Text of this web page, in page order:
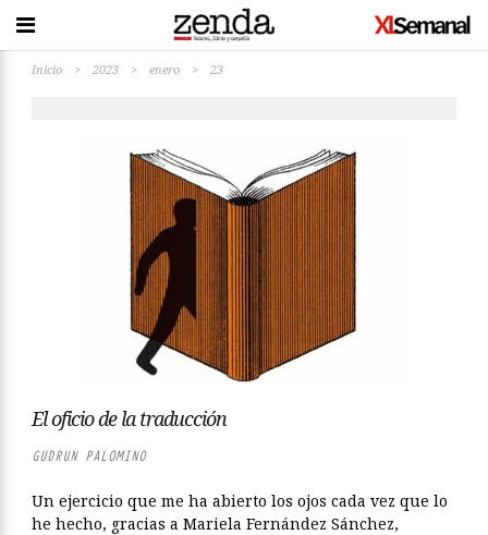
Inicio > 2023 > enero > 23
El oficio de la traducción
GUDRUN PALOMINO
Un ejercicio que me ha abierto los ojos cada vez que lo
he hecho, gracias a Mariela Fernández Sánchez,